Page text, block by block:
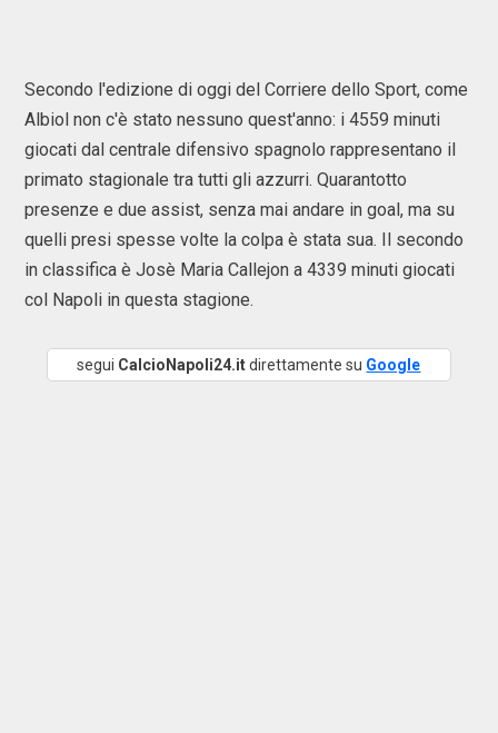
Secondo l'edizione di oggi del Corriere dello Sport, come
Albiol non c'è stato nessuno quest'anno: i 4559 minuti
giocati dal centrale difensivo spagnolo rappresentano il
primato stagionale tra tutti gli azzurri. Quarantotto
presenze e due assist, senza mai andare in goal, ma su
quelli presi spesse volte la colpa è stata sua. Il secondo
in classifica è Josè Maria Callejon a 4339 minuti giocati
col Napoli in questa stagione.
segui CalcioNapoli24.itdirettamente su Google